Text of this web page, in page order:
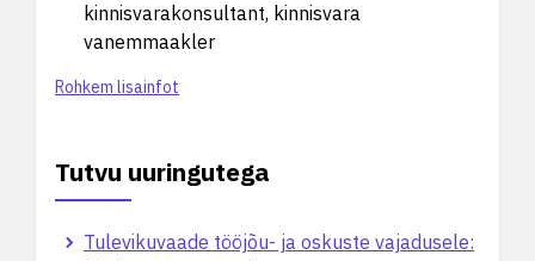
kinnisvarakonsultant, kinnisvara
vanemmaakler
Rohkem lisainfot
Tutvu uuringutega
Tulevikuvaade tööjõu- ja oskuste vajadusele: